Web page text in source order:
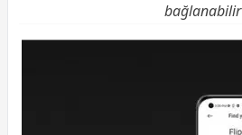
bağlanabilir